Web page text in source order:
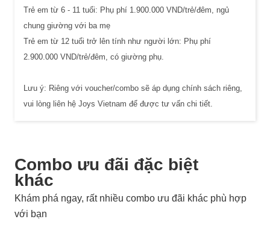
Trẻ em từ 6 - 11 tuổi: Phụ phí 1.900.000 VND/trẻ/đêm, ngủ
chung giường với ba mẹ
Trẻ em từ 12 tuổi trở lên tính như người lớn: Phụ phí
2.900.000 VND/trẻ/đêm, có giường phụ.
Lưu ý: Riêng với voucher/combo sẽ áp dụng chính sách riêng,
vui lòng liên hệ Joys Vietnam để được tư vấn chi tiết.
Combo ưu đãi đặc biệt
khác
Khám phá ngay, rất nhiều combo ưu đãi khác phù hợp
với bạn